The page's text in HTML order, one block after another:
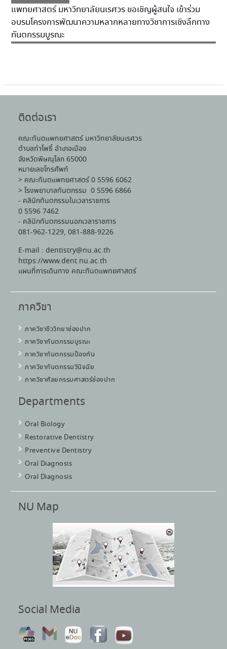
แพทยศาสตร์ มหาวิทยาลัยนเรศวร ขอเชิญผู้สนใจ เข้าร่วม
อบรมโครงการพัฒนาความหลากหลายทางวิชาการเชิงลึกทาง
ทันตกรรมบูรณะ
ติดต่อเรา
คณะทันตแพทยศาสตร์ มหาวิทยาลัยนเรศวร
ตำบลท่าโพธิ์ อำเภอเมือง
จังหวัดพิษณุโลก 65000
หมายเลขโทรศัพท์
> คณะทันตแพทยศาสตร์ 0 5596 6062
> โรงพยาบาลทันตกรรม 0 5596 6866
- คลินิกทันตกรรมในเวลาราชการ
0 5596 7462
- คลินิกทันตกรรมนอกเวลาราชการ
081-962-1229, 081-888-9226
E-mail : dentistry@nu.ac.th
https://www.dent.nu.ac.th
แผนที่การเดินทาง คณะทันตแพทยศาสตร์
ภาควิชา
ภาควิชาชีววิทยาช่องปาก
ภาควิชาทันตกรรมบูรณะ
ภาควิชาทันตกรรมป้องกัน
ภาควิชาทันตกรรมวินิจฉัย
ภาควิชาศัลยกรรมศาสตร์ช่องปาก
Departments
Oral Biology
Restorative Dentistry
Preventive Dentistry
Oral Diagnosis
Oral Diagnosis
NU Map
Social Media